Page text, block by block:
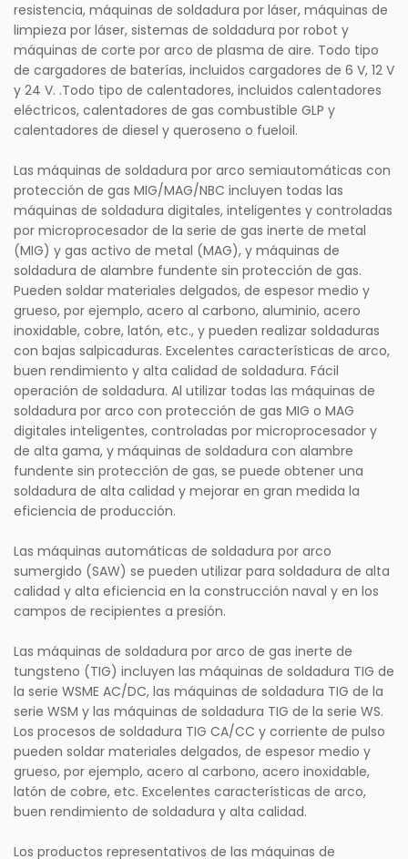
resistencia, máquinas de soldadura por láser, máquinas de
limpieza por láser, sistemas de soldadura por robot y
máquinas de corte por arco de plasma de aire. Todo tipo
de cargadores de baterías, incluidos cargadores de 6 V, 12 V
y 24 V. .Todo tipo de calentadores, incluidos calentadores
eléctricos, calentadores de gas combustible GLP y
calentadores de diesel y queroseno o fueloil.
Las máquinas de soldadura por arco semiautomáticas con
protección de gas MIG/MAG/NBC incluyen todas las
máquinas de soldadura digitales, inteligentes y controladas
por microprocesador de la serie de gas inerte de metal
(MIG) y gas activo de metal (MAG), y máquinas de
soldadura de alambre fundente sin protección de gas.
Pueden soldar materiales delgados, de espesor medio y
grueso, por ejemplo, acero al carbono, aluminio, acero
inoxidable, cobre, latón, etc., y pueden realizar soldaduras
con bajas salpicaduras. Excelentes características de arco,
buen rendimiento y alta calidad de soldadura. Fácil
operación de soldadura. Al utilizar todas las máquinas de
soldadura por arco con protección de gas MIG o MAG
digitales inteligentes, controladas por microprocesador y
de alta gama, y ​​máquinas de soldadura con alambre
fundente sin protección de gas, se puede obtener una
soldadura de alta calidad y mejorar en gran medida la
eficiencia de producción.
Las máquinas automáticas de soldadura por arco
sumergido (SAW) se pueden utilizar para soldadura de alta
calidad y alta eficiencia en la construcción naval y en los
campos de recipientes a presión.
Las máquinas de soldadura por arco de gas inerte de
tungsteno (TIG) incluyen las máquinas de soldadura TIG de
la serie WSME AC/DC, las máquinas de soldadura TIG de la
serie WSM y las máquinas de soldadura TIG de la serie WS.
Los procesos de soldadura TIG CA/CC y corriente de pulso
pueden soldar materiales delgados, de espesor medio y
grueso, por ejemplo, acero al carbono, acero inoxidable,
latón de cobre, etc. Excelentes características de arco,
buen rendimiento de soldadura y alta calidad.
Los productos representativos de las máquinas de